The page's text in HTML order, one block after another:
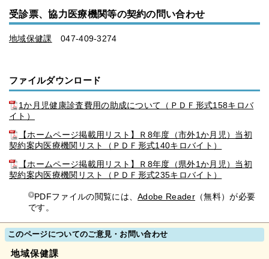
受診票、協力医療機関等の契約の問い合わせ
地域保健課 047-409-3274
ファイルダウンロード
1か月児健康診査費用の助成について（ＰＤＦ形式158キロバ
イト）
【ホームページ掲載用リスト】Ｒ8年度（市外1か月児）当初
契約案内医療機関リスト（ＰＤＦ形式140キロバイト）
【ホームページ掲載用リスト】Ｒ8年度（県外1か月児）当初
契約案内医療機関リスト（ＰＤＦ形式235キロバイト）
PDFファイルの閲覧には、Adobe Reader （無料）が必要
です。
このページについてのご意見・お問い合わせ
地域保健課